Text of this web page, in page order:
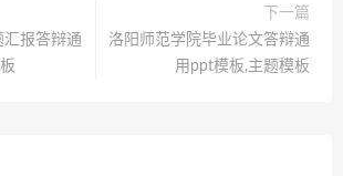
汇报答辩通
下一篇
洛阳师范学院毕业论文答辩通
用ppt模板,主题模板